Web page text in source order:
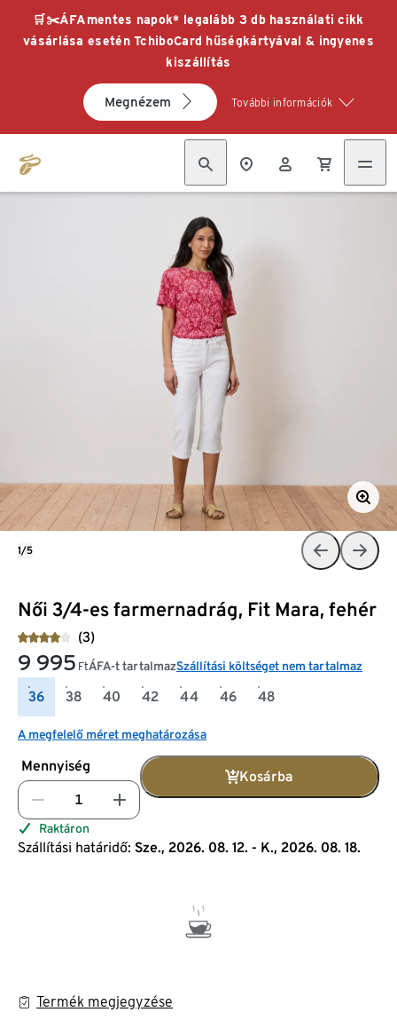
🛒✂️ÁFAmentes napok* legalább 3 db használati cikk
vásárlása esetén TchiboCard hűségkártyával & ingyenes
kiszállítás
Megnézem További információk
Női 3/4-es farmernadrág, Fit Mara, fehér
(3)
9 995 FtÁFA-t tartalmazSzállítási költséget nem tartalmaz
36 38 40 42 44 46 48
A megfelelő méret meghatározása
Mennyiség
Kosárba
Raktáron
Szállítási határidő: Sze., 2026. 08. 12. - K., 2026. 08. 18.
Termék megjegyzése
1/5